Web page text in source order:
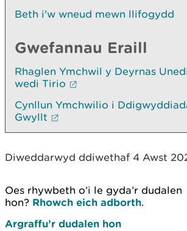
Beth i'w wneud mewn llifogydd
Gwefannau Eraill
Rhaglen Ymchwil y Deyrnas
wedi Tirio
Cynllun Ymchwilio i
Gwyllt
Diweddarwyd ddiwethaf 4 Awst
Oes rhywbeth o’i le gyda’r dudalen
hon? Rhowch eich adborth.
Argraffu’r dudalen hon